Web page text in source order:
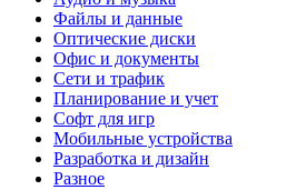
Файлы и данные
Оптические диски
Офис и документы
Сети и трафик
Планирование и учет
Софт для игр
Мобильные устройства
Разработка и дизайн
Разное